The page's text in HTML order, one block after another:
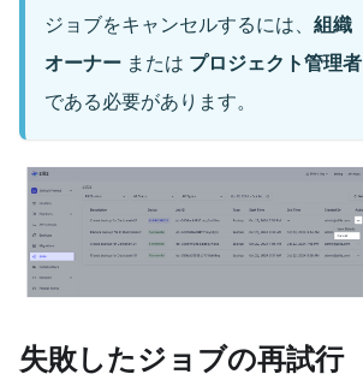
ジョブをキャンセルするには、 組織
オーナー または プロジェクト管理者
である必要があります。
失敗したジョブの再試行